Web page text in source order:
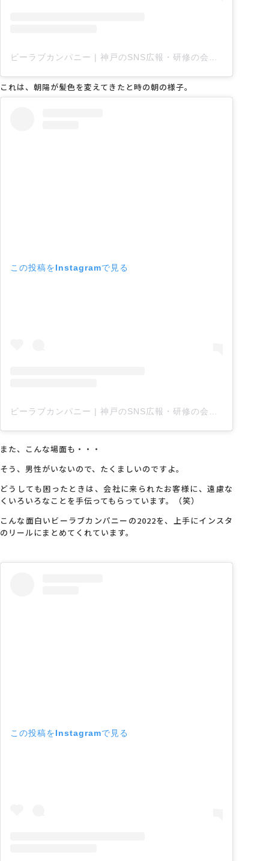
これは、朝陽が髪色を変えてきたと時の朝の様子。
この投稿をInstagramで見る
また、こんな場面も・・・
そう、男性がいないので、たくましいのですよ。
どうしても困ったときは、会社に来られたお客様に、遠慮な
くいろいろなことを手伝ってもらっています。（笑）
こんな面白いビーラブカンパニーの2022を、上手にインスタ
のリールにまとめてくれています。
この投稿をInstagramで見る